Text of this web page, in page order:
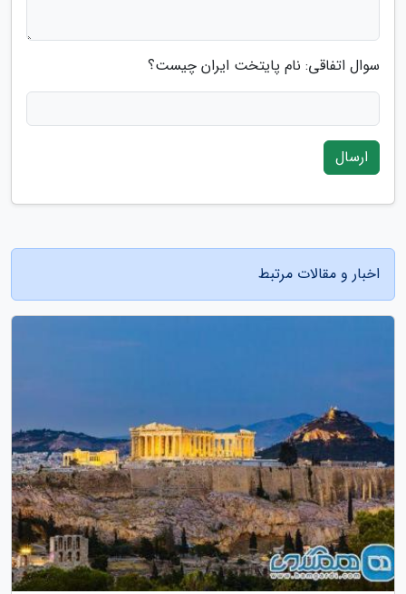
سوال اتفاقی: نام پایتخت ایران چیست؟
ارسال
اخبار و مقالات مرتبط